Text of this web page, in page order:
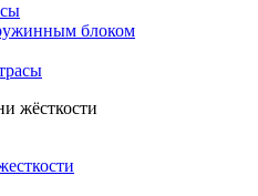
блоком
жёсткости